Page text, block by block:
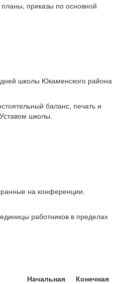
приказы по основной
школы Юкаменского района
баланс, печать и
школы.
на конференции.
работников в пределах
Начальная
Конечная